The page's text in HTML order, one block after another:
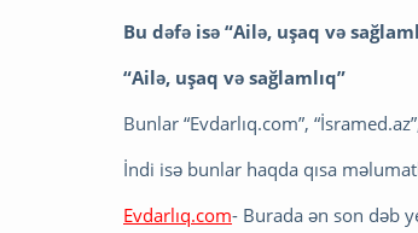
Bu dəfə isə “Ailə, uşaq və
“Ailə, uşaq və sağlamlıq”
Bunlar “Evdarlıq.com”,
İndi isə bunlar haqda qısa
Evdarlıq.com- Burada ən son dəb